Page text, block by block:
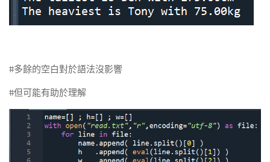
#多餘的空白對於語法沒影響
#但可能有助於理解